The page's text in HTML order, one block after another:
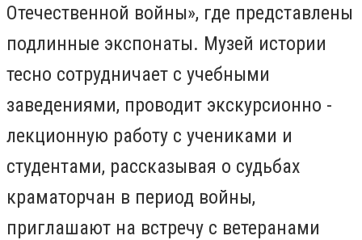
Отечественной войны», где представлены
подлинные экспонаты. Музей истории
тесно сотрудничает с учебными
заведениями, проводит экскурсионно -
лекционную работу с учениками и
студентами, рассказывая о судьбах
краматорчан в период войны,
приглашают на встречу с ветеранами